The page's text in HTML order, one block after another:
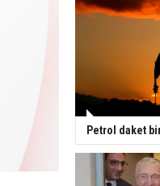
Petrol daket